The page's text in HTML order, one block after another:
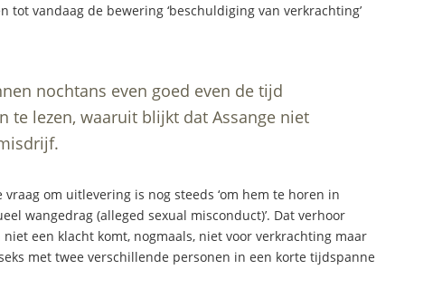
tot vandaag de bewering ‘beschuldiging van verkrachting’
nochtans even goed even de tijd
te lezen, waaruit blijkt dat Assange niet
om uitlevering is nog steeds ‘om hem te horen in
wangedrag (alleged sexual misconduct)’. Dat verhoor
een klacht komt, nogmaals, niet voor verkrachting maar
met twee verschillende personen in een korte tijdspanne